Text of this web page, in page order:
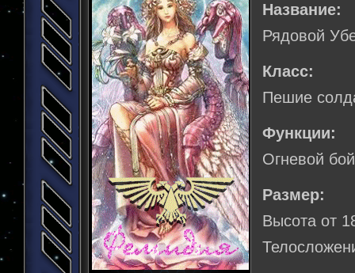
Название:
Рядовой
Класс:
Пешие
Функции:
Огневой
Размер:
Высота от